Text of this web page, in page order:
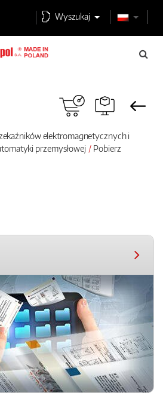
Wyszukaj
elektromagnetycznych i
przemysłowej
Pobierz